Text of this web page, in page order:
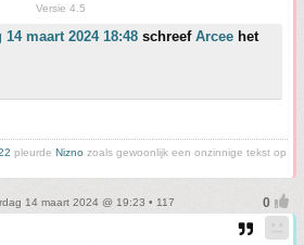
Versie 4.5
maart 2024 18:48 schreef Arcee het
pleurde Nizno zoals gewoonlijk een onzinnige tekst op
14 maart 2024 @ 19:23 • 117